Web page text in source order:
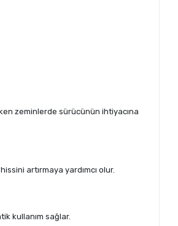
zeminlerde sürücünün ihtiyacına
artırmaya yardımcı olur.
kullanım sağlar.